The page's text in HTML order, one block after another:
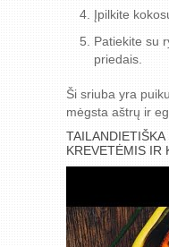
Įpilkite
Patiekite su
priedais.
Ši sriuba yra
mėgsta aštrų ir
TAILANDIETIŠKA
KREVETĖMIS IR